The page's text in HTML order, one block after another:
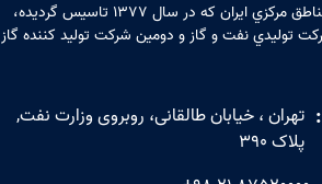
شركت نفت مناطق مركزي ايران كه در سال 1377 تاسيس گرديده،
توليدي نفت و گاز و دومين شركت توليد كننده گاز
تهران ، خیابان طالقانی، روبروی وزارت نفت,
پلاک 390